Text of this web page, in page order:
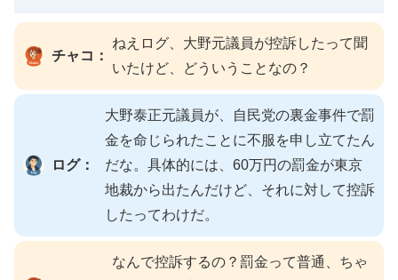
チャコ：
ねえログ、大野元議員が控訴したって聞
いたけど、どういうことなの？
ログ：
大野泰正元議員が、自民党の裏金事件で罰
金を命じられたことに不服を申し立てたん
だな。具体的には、60万円の罰金が東京
地裁から出たんだけど、それに対して控訴
したってわけだ。
なんで控訴するの？罰金って普通、ちゃ